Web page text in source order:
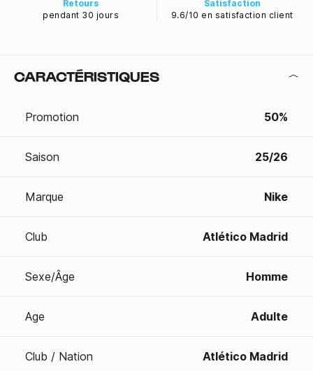
Retours
pendant 30 jours
Satisfaction
9.6/10 en satisfaction client
CARACTÉRISTIQUES
Promotion 50%
Saison 25/26
Marque Nike
Club Atlético Madrid
Sexe/Âge Homme
Age Adulte
Club / Nation Atlético Madrid